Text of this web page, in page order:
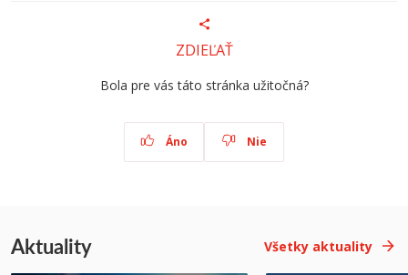
ZDIEĽAŤ
Bola pre vás táto stránka užitočná?
Áno Nie
Aktuality Všetky aktuality